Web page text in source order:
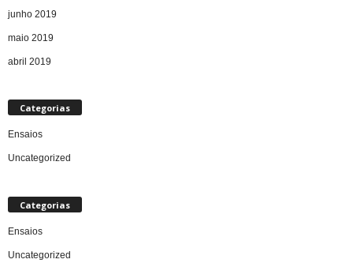
junho 2019
maio 2019
abril 2019
Categorias
Ensaios
Uncategorized
Categorias
Ensaios
Uncategorized